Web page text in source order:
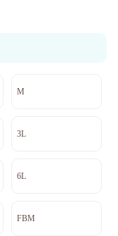
M
3L
6L
FBM